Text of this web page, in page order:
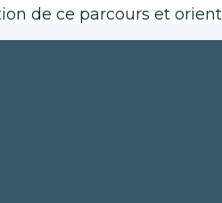
de ce parcours et